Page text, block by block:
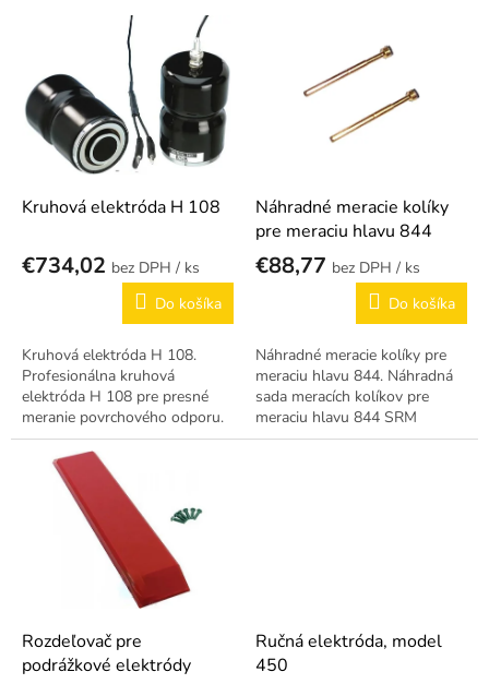
Kruhová elektróda H 108
€734,02
/ ks
Do košíka
Kruhová elektróda H 108.
Profesionálna kruhová
elektróda H 108 pre presné
meranie povrchového odporu.
Náhradné meracie kolíky
pre meraciu hlavu 844
€88,77
/ ks
Do košíka
Náhradné meracie kolíky pre
meraciu hlavu 844. Náhradná
sada meracích kolíkov pre
meraciu hlavu 844 SRM
testerov.
Rozdeľovač pre
podrážkové elektródy
Ručná elektróda, model
450